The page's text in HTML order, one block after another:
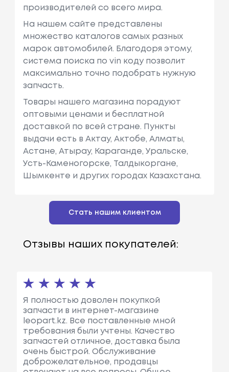
производителей со всего мира.
На нашем сайте представлены
множество каталогов самых разных
марок автомобилей. Благодоря этому,
система поиска по vin коду позволит
максимально точно подобрать нужную
запчасть.
Товары нашего магазина порадуют
оптовыми ценами и бесплатной
доставкой по всей стране. Пункты
выдачи есть в Актау, Актобе, Алматы,
Астане, Атырау, Караганде, Уральске,
Усть-Каменогорске, Талдыкоргане,
Шымкенте и других городах Казахстана.
Стать нашим клиентом
Отзывы наших покупателей:
Я полностью доволен покупкой
запчасти в интернет-магазине
leopart.kz. Все поставленные мной
требования были учтены. Качество
запчастей отличное, доставка была
очень быстрой. Обслуживание
доброжелательное, продавцы